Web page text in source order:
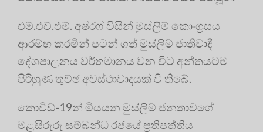
එම්.එච්.එම්. අෂ්රෆ් විසින් මුස්ලිම් කොංග්‍රසය
ආරම්භ කරමින් පටන් ගත් මුස්ලිම් ජාතිවාදී
දේශපාලනය වර්තමානය වන විට අන්තයටම
පිරිහුණ තුච්ඡ අවස්ථාවාදයක් වී තිබේ.
කොවිඩ්-19න් මියයන මුස්ලිම් ජනතාවගේ
මළසිරුරු සම්බන්ධ රජයේ ප්‍රතිපත්තිය